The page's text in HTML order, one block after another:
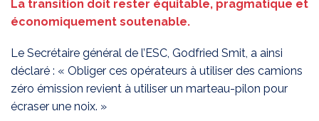
La transition doit rester équitable, pragmatique et
économiquement soutenable.
Le Secrétaire général de l’ESC, Godfried Smit, a ainsi
déclaré : « Obliger ces opérateurs à utiliser des camions
zéro émission revient à utiliser un marteau-pilon pour
écraser une noix. »